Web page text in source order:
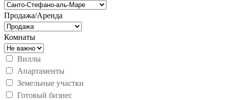
Продажа/Аренда
Комнаты
Виллы
Апартаменты
Земельные участки
Готовый бизнес